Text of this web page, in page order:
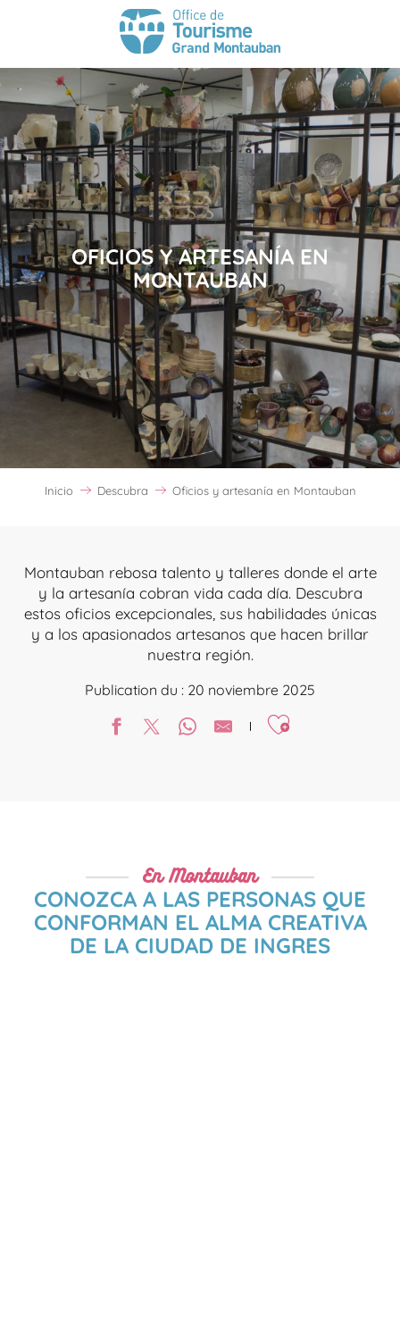
OFICIOS Y ARTESANÍA EN
MONTAUBAN
Inicio Descubra Oficios y artesanía en Montauban
Montauban rebosa talento y talleres donde el arte
y la artesanía cobran vida cada día. Descubra
estos oficios excepcionales, sus habilidades únicas
y a los apasionados artesanos que hacen brillar
nuestra región.
Publication du : 20 noviembre 2025
Ajouter aux
En Montauban
CONOZCA A LAS PERSONAS QUE
CONFORMAN EL ALMA CREATIVA
DE LA CIUDAD DE INGRES